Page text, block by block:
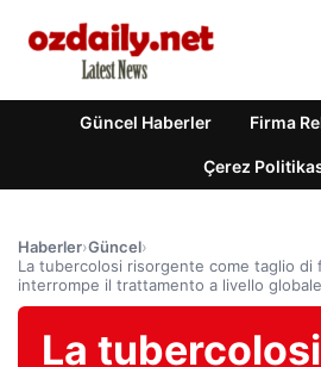
Güncel Haberler Firma
Çerez
Haberler›Güncel›
La tubercolosi risorgente come taglio di
interrompe il trattamento a livello globale
La tubercolosi